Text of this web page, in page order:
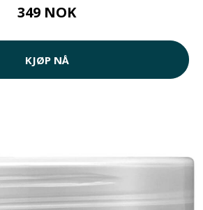
349 NOK
KJØP NÅ